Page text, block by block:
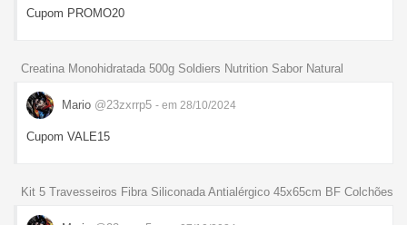
Cupom PROMO20
Creatina Monohidratada 500g Soldiers Nutrition Sabor Natural
Mario @23zxrrp5 - em 28/10/2024
Cupom VALE15
Kit 5 Travesseiros Fibra Siliconada Antialérgico 45x65cm BF Colchões